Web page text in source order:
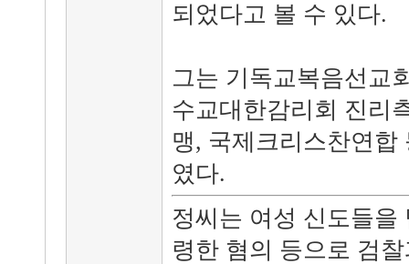
되었다고 볼 수 있다.
그는 기독교복음선교
수교대한감리회 진리
맹, 국제크리스찬연합
였다.
정씨는 여성 신도들을
령한 혐의 등으로 검